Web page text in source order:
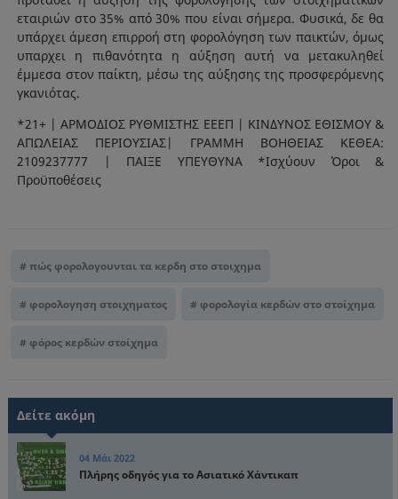
εταιριών στο 35% από 30% που είναι σήμερα. Φυσικά, δε θα
υπάρχει άμεση επιρροή στη φορολόγηση των παικτών, όμως
υπαρχει η πιθανότητα η αύξηση αυτή να μετακυληθεί
έμμεσα στον παίκτη, μέσω της αύξησης της προσφερόμενης
γκανιότας.
*​21+ | ΑΡΜΟΔΙΟΣ ΡΥΘΜΙΣΤΗΣ ΕΕΕΠ | ΚΙΝΔΥΝΟΣ ΕΘΙΣΜΟΥ &
ΑΠΩΛΕΙΑΣ ΠΕΡΙΟΥΣΙΑΣ| ΓΡΑΜΜΗ ΒΟΗΘΕΙΑΣ ΚΕΘΕΑ:
2109237777 | ΠΑΙΞΕ ΥΠΕΥΘΥΝΑ *Ισχύουν Όροι &
Προϋποθέσεις
πώς φορολογουνται τα κερδη στο στοιχημα
φορολογηση στοιχηματος φορολογία κερδών στο στοίχημα
φόρος κερδών στοίχημα
Δείτε ακόμη
04 Μάι 2022
Πλήρης οδηγός για το Ασιατικό Χάντικαπ